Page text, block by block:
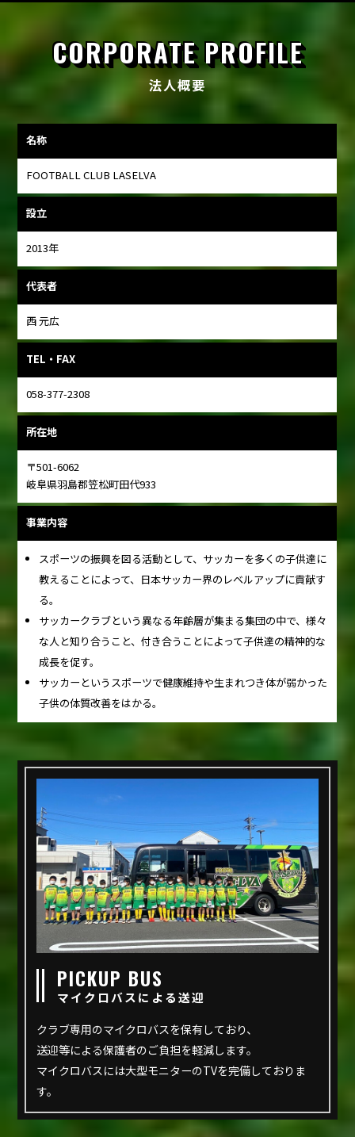
CORPORATE PROFILE
法人概要
名称
FOOTBALL CLUB LASELVA
設立
2013年
代表者
西 元広
TEL・FAX
058-377-2308
所在地
〒501-6062
岐阜県羽島郡笠松町田代933
事業内容
スポーツの振興を図る活動として、サッカーを多くの子供達に
教えることによって、日本サッカー界のレベルアップに貢献す
る。
サッカークラブという異なる年齢層が集まる集団の中で、様々
な人と知り合うこと、付き合うことによって子供達の精神的な
成長を促す。
サッカーというスポーツで健康維持や生まれつき体が弱かった
子供の体質改善をはかる。
PICKUP BUS
マイクロバスによる送迎
クラブ専用のマイクロバスを保有しており、
送迎等による保護者のご負担を軽減します。
マイクロバスには大型モニターのTVを完備しておりま
す。